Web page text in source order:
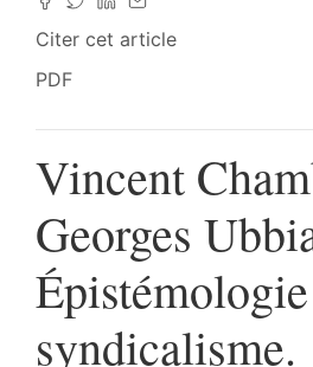
Citer cet article
PDF
Vincent
Georges
syndicalisme.